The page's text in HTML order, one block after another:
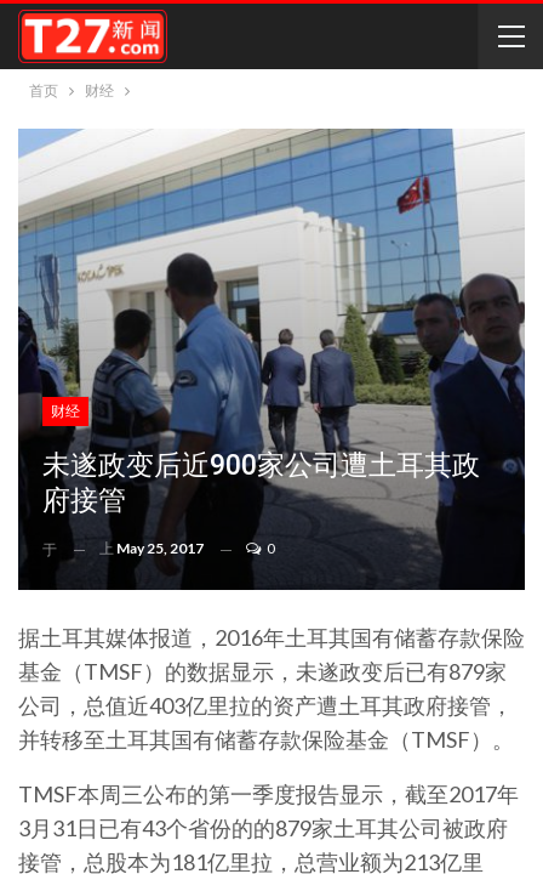
首页 财经
财经
未遂政变后近900家公司遭土耳其政
府接管
于 上 May 25, 2017 0
据土耳其媒体报道，2016年土耳其国有储蓄存款保险
基金（TMSF）的数据显示，未遂政变后已有879家
公司，总值近403亿里拉的资产遭土耳其政府接管，
并转移至土耳其国有储蓄存款保险基金（TMSF）。
TMSF本周三公布的第一季度报告显示，截至2017年
3月31日已有43个省份的的879家土耳其公司被政府
接管，总股本为181亿里拉，总营业额为213亿里